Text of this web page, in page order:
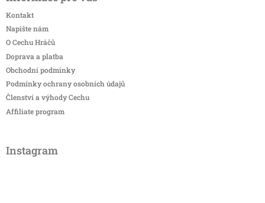
Kontakt
Napište nám
O Cechu Hráčů
Doprava a platba
Obchodní podmínky
Podmínky ochrany osobních údajů
Členství a výhody Cechu
Affiliate program
Instagram